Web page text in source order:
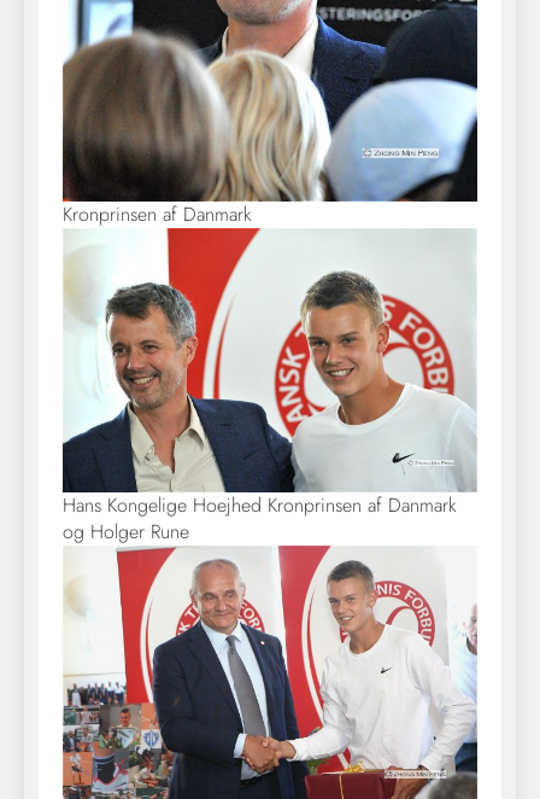
Kronprinsen af Danmark
Hans Kongelige Hoejhed Kronprinsen af Danmark
og Holger Rune